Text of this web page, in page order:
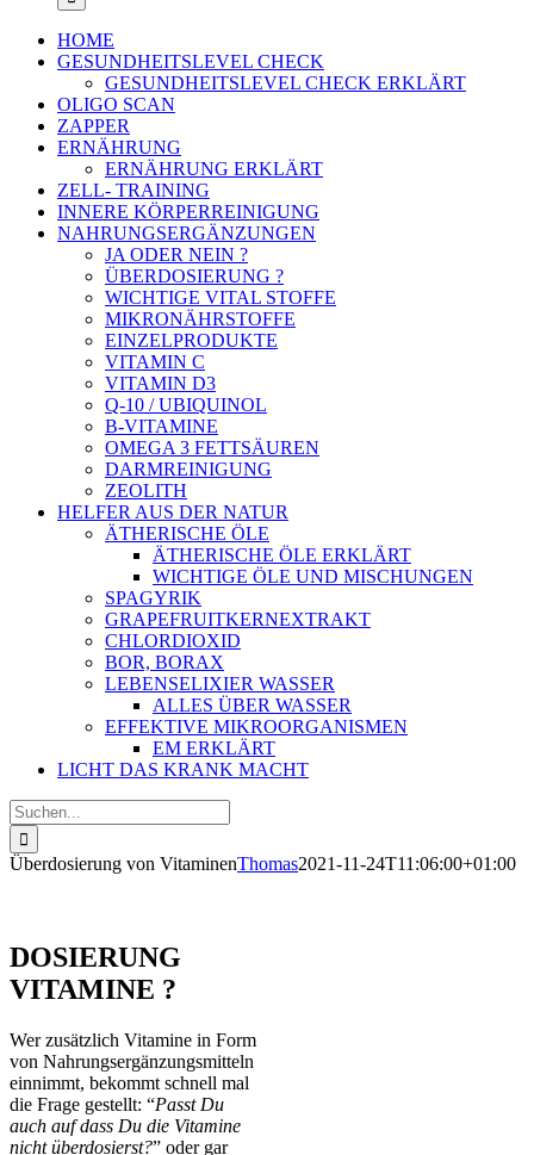
HOME
GESUNDHEITSLEVEL CHECK
GESUNDHEITSLEVEL CHECK ERKLÄRT
OLIGO SCAN
ZAPPER
ERNÄHRUNG
ERNÄHRUNG ERKLÄRT
ZELL- TRAINING
INNERE KÖRPERREINIGUNG
NAHRUNGSERGÄNZUNGEN
JA ODER NEIN ?
ÜBERDOSIERUNG ?
WICHTIGE VITAL STOFFE
MIKRONÄHRSTOFFE
EINZELPRODUKTE
VITAMIN C
VITAMIN D3
Q-10 / UBIQUINOL
B-VITAMINE
OMEGA 3 FETTSÄUREN
DARMREINIGUNG
ZEOLITH
HELFER AUS DER NATUR
ÄTHERISCHE ÖLE
ÄTHERISCHE ÖLE ERKLÄRT
WICHTIGE ÖLE UND MISCHUNGEN
SPAGYRIK
GRAPEFRUITKERNEXTRAKT
CHLORDIOXID
BOR, BORAX
LEBENSELIXIER WASSER
ALLES ÜBER WASSER
EFFEKTIVE MIKROORGANISMEN
EM ERKLÄRT
LICHT DAS KRANK MACHT
Suche
nach:
Überdosierung von VitaminenThomas2021-11-24T11:06:00+01:00
DOSIERUNG
VITAMINE ?
Wer zusätzlich Vitamine in Form
von Nahrungsergänzungsmitteln
einnimmt, bekommt schnell mal
die Frage gestellt: “Passt Du
auch auf dass Du die Vitamine
nicht überdosierst?” oder gar